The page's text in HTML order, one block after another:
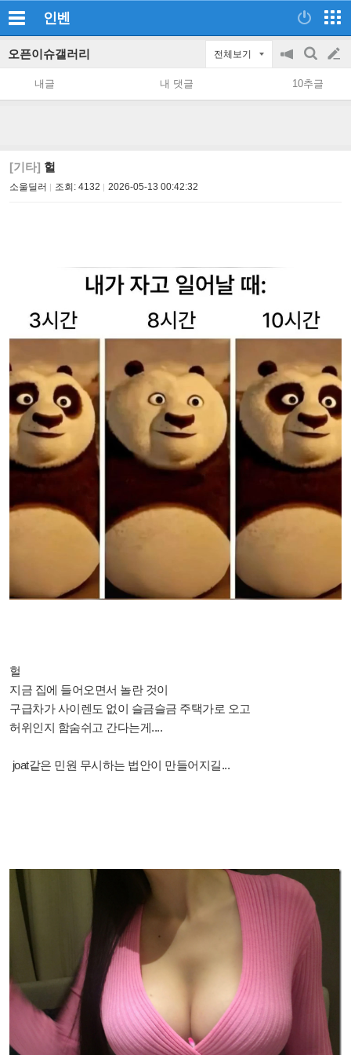
인벤
오픈이슈갤러리 전체보기
공
지
on/off
검
색
글
쓰
내글 내 댓글 10추글
[기타] 헐
소울딜러 조회: 4132 2026-05-13 00:42:32
헐
지금 집에 들어오면서 놀란 것이
구급차가 사이렌도 없이 슬금슬금 주택가로 오고
허위인지 함숨쉬고 간다는게....
joat같은 민원 무시하는 법안이 만들어지길...